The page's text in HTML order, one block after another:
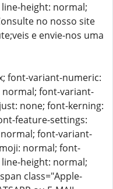
height: normal;
no nosso site
e envie-nos uma
font-variant-numeric:
font-variant-
none; font-kerning:
feature-settings:
font-variant-
normal; font-
height: normal;
class="Apple-